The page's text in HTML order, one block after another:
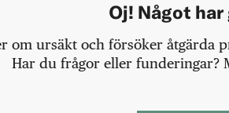
Oj! Något
om ursäkt och försöker åtgärda
Har du frågor eller funderingar?